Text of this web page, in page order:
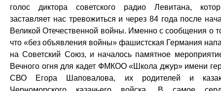
голос диктора советского радио Левитана,
заставляет нас тревожиться и через 84 года после
Великой Отечественной войны. Именно с сообщения о
что «без объявления войны» фашистская Германия
на Советский Союз, и началось памятное
Вечного огня для кадет ФМКОО «Школа джур» имени
СВО Егора Шаповалова, их родителей и